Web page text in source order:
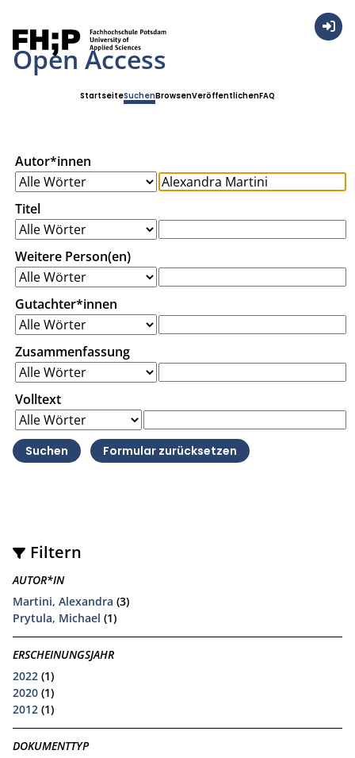
Open Access
StartseiteSuchenBrowsenVeröffentlichenFAQ
Autor*innen
Titel
Weitere Person(en)
Gutachter*innen
Zusammenfassung
Volltext
Filtern
AUTOR*IN
Martini, Alexandra (3)
Prytula, Michael (1)
ERSCHEINUNGSJAHR
2022 (1)
2020 (1)
2012 (1)
DOKUMENTTYP